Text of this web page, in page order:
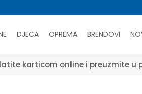
DJECA OPREMA BRENDOVI
Platite karticom online i preuzmite